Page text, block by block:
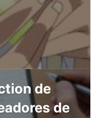
de
de